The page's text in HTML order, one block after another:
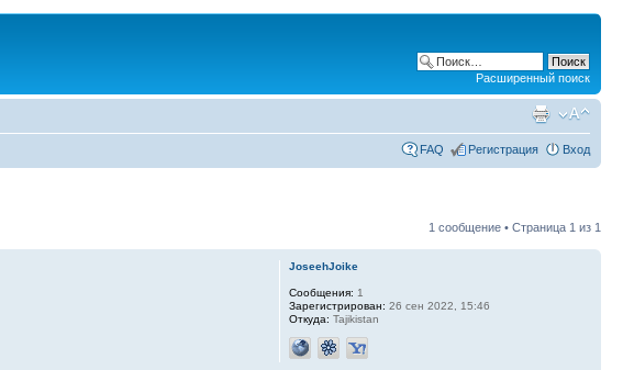
Расширенный поиск
FAQ Регистрация Вход
1 сообщение • Страница 1 из 1
JoseehJoike
Сообщения: 1
Зарегистрирован: 26 сен 2022, 15:46
Откуда: Tajikistan